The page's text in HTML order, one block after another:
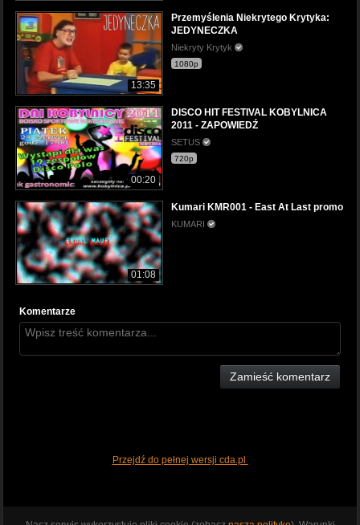
13:35
Przemyślenia Niekrytego Krytyka:
JEDYNECZKA
Niekryty Krytyk
1080p
00:20
DISCO HIT FESTIVAL KOBYLNICA
2011 - ZAPOWIEDŹ
SETUS
720p
01:08
Kumari KMR001 - East At Last promo
KUMARI
Komentarze
Zamieść komentarz
Przejdź do pełnej wersji cda.pl